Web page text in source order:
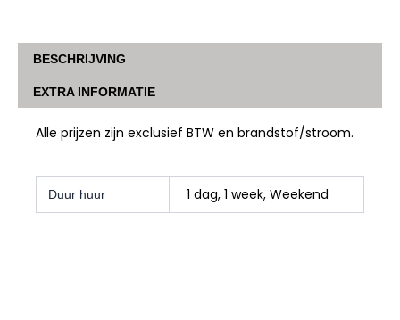
BESCHRIJVING
EXTRA INFORMATIE
Alle prijzen zijn exclusief BTW en brandstof/stroom.
Duur huur 1 dag, 1 week, Weekend